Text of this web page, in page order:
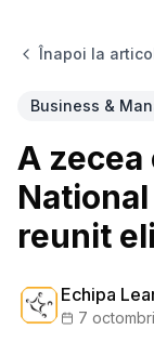
Înapoi la
Business &
A zecea
reunit
Echipa
7